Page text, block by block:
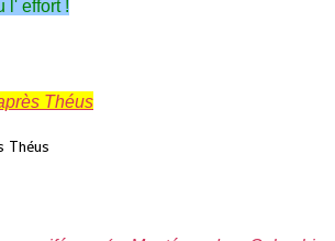
l' effort !
Théus